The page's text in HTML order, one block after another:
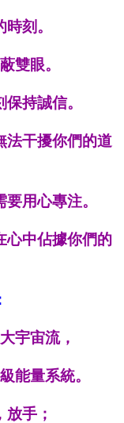
刻。
雙眼。
持誠信。
法干擾你們的道
用心專注。
心中佔據你們的
宇宙流，
能量系統。
手；